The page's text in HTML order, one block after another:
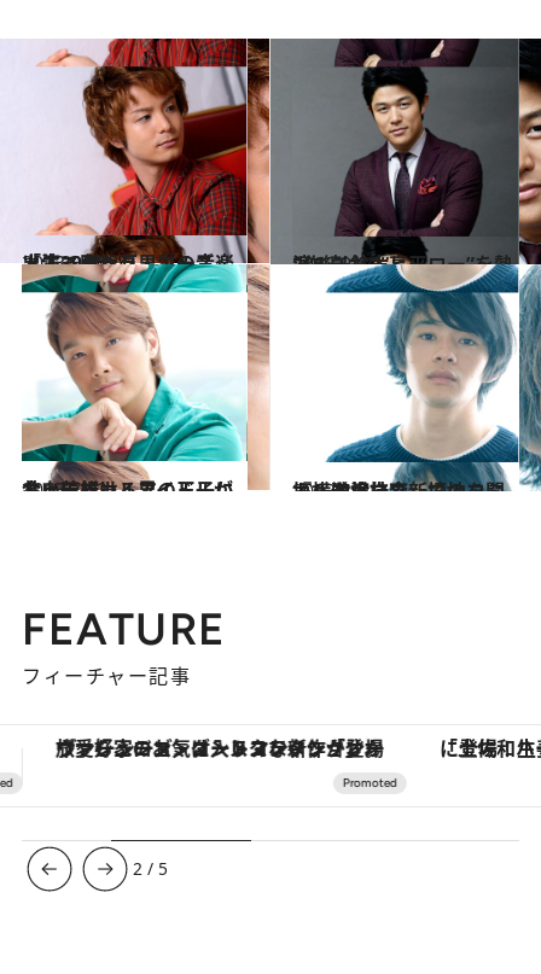
2013.9.20
「エニシング・ゴーズ」出演 田代万里生の音楽人生30年
カルチャー 2013.9.6
2作続けて“ヒーロー”を熱演！ 鈴木亮平
カルチャー
2013.7.12
会いに行けるアイドルがミュージカル界の王子に 井上芳雄
カルチャー 2013.3.7
『横道世之介』でのコミカルな演技で新境地を開拓 池松壮亮
カルチャー
FEATURE
フィーチャー記事
「土佐和ハーブかき氷」がOMO7高知に登場！生姜、山椒、大葉など目にも舌にも涼を呼ぶ郷土の味
3 / 5